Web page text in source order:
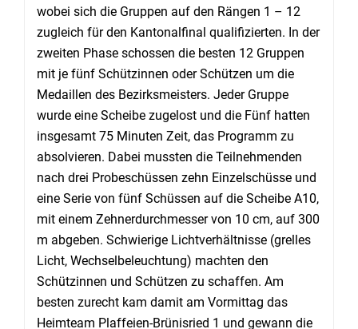
wobei sich die Gruppen auf den Rängen 1 – 12
zugleich für den Kantonalfinal qualifizierten. In der
zweiten Phase schossen die besten 12 Gruppen
mit je fünf Schützinnen oder Schützen um die
Medaillen des Bezirksmeisters. Jeder Gruppe
wurde eine Scheibe zugelost und die Fünf hatten
insgesamt 75 Minuten Zeit, das Programm zu
absolvieren. Dabei mussten die Teilnehmenden
nach drei Probeschüssen zehn Einzelschüsse und
eine Serie von fünf Schüssen auf die Scheibe A10,
mit einem Zehnerdurchmesser von 10 cm, auf 300
m abgeben. Schwierige Lichtverhältnisse (grelles
Licht, Wechselbeleuchtung) machten den
Schützinnen und Schützen zu schaffen. Am
besten zurecht kam damit am Vormittag das
Heimteam Plaffeien-Brünisried 1 und gewann die